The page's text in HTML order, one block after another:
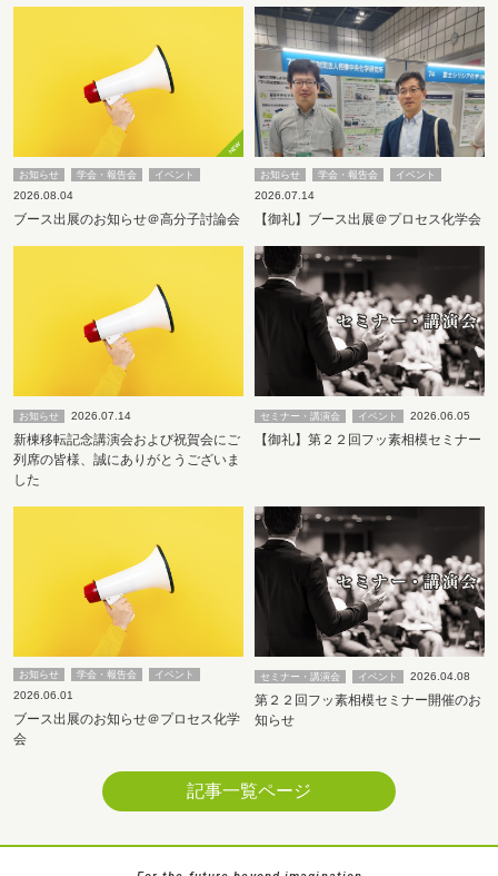
お知らせ 学会・報告会 イベント
2026.08.04
ブース出展のお知らせ＠高分子討論会
お知らせ 学会・報告会 イベント
2026.07.14
【御礼】ブース出展＠プロセス化学会
お知らせ 2026.07.14
新棟移転記念講演会および祝賀会にご
列席の皆様、誠にありがとうございま
した
セミナー・講演会 イベント 2026.06.05
【御礼】第２２回フッ素相模セミナー
お知らせ 学会・報告会 イベント
2026.06.01
ブース出展のお知らせ＠プロセス化学
会
セミナー・講演会 イベント 2026.04.08
第２２回フッ素相模セミナー開催のお
知らせ
記事一覧ページ